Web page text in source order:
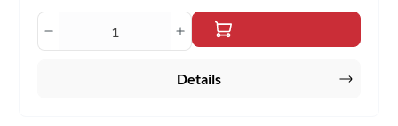
Produkt Anzahl: Gib den gewünschten
Details